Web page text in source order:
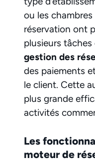
ou les chambres
réservation ont
plusieurs tâches
gestion des
des paiements
le client. Cette
plus grande
activités
Les
moteur de